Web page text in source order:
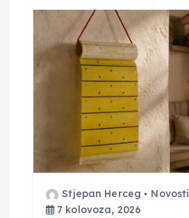
a
o
b
a
Stjepan Herceg Novosti
7 kolovoza, 2026